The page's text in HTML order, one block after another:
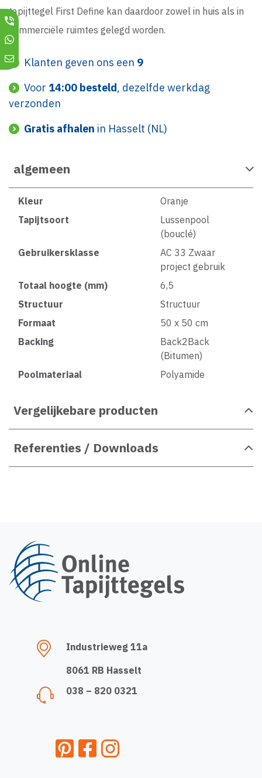
tapijttegel First Define kan daardoor zowel in huis als in
commerciële ruimtes gelegd worden.
Klanten geven ons een 9
Voor 14:00 besteld, dezelfde werkdag
verzonden
Gratis afhalen in Hasselt (NL)
algemeen
Kleur
Oranje
Tapijtsoort
Lussenpool
(bouclé)
Gebruikersklasse
AC 33 Zwaar
project gebruik
Totaal hoogte (mm)
6,5
Structuur
Structuur
Formaat
50 x 50 cm
Backing
Back2Back
(Bitumen)
Poolmateriaal
Polyamide
Vergelijkebare producten
Referenties / Downloads
Industrieweg 11a
8061 RB Hasselt
038 – 820 0321